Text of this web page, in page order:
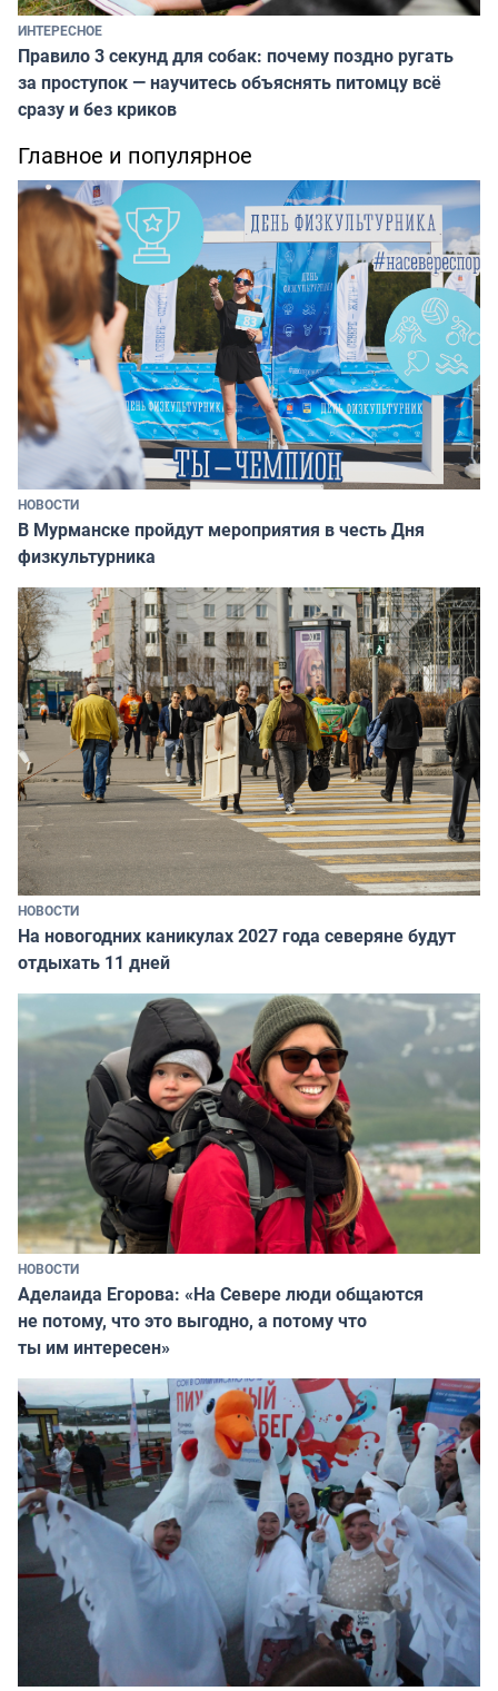
ИНТЕРЕСНОЕ
Правило 3 секунд для собак: почему поздно ругать
за проступок — научитесь объяснять питомцу всё
сразу и без криков
Главное и популярное
НОВОСТИ
В Мурманске пройдут мероприятия в честь Дня
физкультурника
НОВОСТИ
На новогодних каникулах 2027 года северяне будут
отдыхать 11 дней
НОВОСТИ
Аделаида Егорова: «На Севере люди общаются
не потому, что это выгодно, а потому что
ты им интересен»